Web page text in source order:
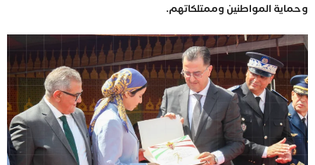
وحماية المواطنين وممتلكاتهم.